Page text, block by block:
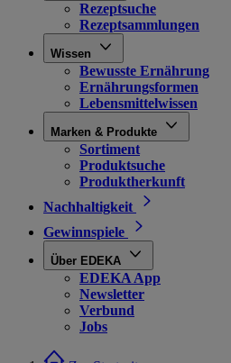
Rezeptsuche
Rezeptsammlungen
Wissen
Bewusste Ernährung
Ernährungsformen
Lebensmittelwissen
Marken & Produkte
Sortiment
Produktsuche
Produktherkunft
Nachhaltigkeit
Gewinnspiele
Über EDEKA
EDEKA App
Newsletter
Verbund
Jobs